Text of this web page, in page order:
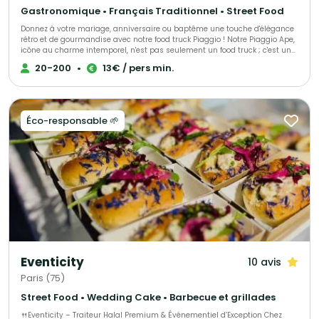
Gastronomique • Français Traditionnel • Street Food
Donnez à votre mariage, anniversaire ou baptême une touche d'élégance
rétro et de gourmandise avec notre food truck Piaggio ! Notre Piaggio Ape,
icône au charme intemporel, n'est pas seulement un food truck ; c'est un
accessoire de décoration qui apportera une ambiance unique et
deviendra un cadre photo de rêve pour immortaliser votre jour J. Offrez à
afterworks, séminaires et lancements de produits en moments de
convivialité raffinée. Option sans food Truck : Nous livrons vos plateaux
directement chez vous ou sur le lieu de votre événement en Île-de-France.
Service rapide et soigné. Chez By chonchon nous réinventons la tradition
des pintxos basques en vous proposant des bouchées gastronomiques et
créatives, élaborées avec des produits frais et faits maison. Si vous le
souhaitez allié le salé/sucré pour un apéritif dinatoire complet.
20-200 • 13€ / pers min.
Éco-responsable 🌱
Eventicity 10 avis
Paris (75)
Street Food • Wedding Cake • Barbecue et grillades
🍴Eventicity – Traiteur Halal Premium & Événementiel d’Exception Chez